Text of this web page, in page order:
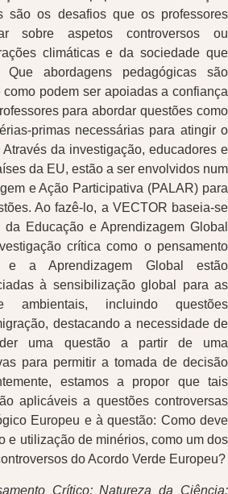
são os desafios que os professores
sobre aspetos controversos ou
climáticas e da sociedade que
abordagens pedagógicas são
podem ser apoiadas a confiança
para abordar questões como
primas necessárias para atingir o
da investigação, educadores e
da EU, estão a ser envolvidos num
e Ação Participativa (PALAR) para
Ao fazê-lo, a VECTOR baseia-se
Educação e Aprendizagem Global
crítica como o pensamento
e a Aprendizagem Global estão
à sensibilização global para as
ambientais, incluindo questões
destacando a necessidade de
uma questão a partir de uma
para permitir a tomada de decisão
estamos a propor que tais
aplicáveis a questões controversas
Europeu e à questão: Como deve
e utilização de minérios, como um dos
do Acordo Verde Europeu?
Crítico; Natureza da Ciência;